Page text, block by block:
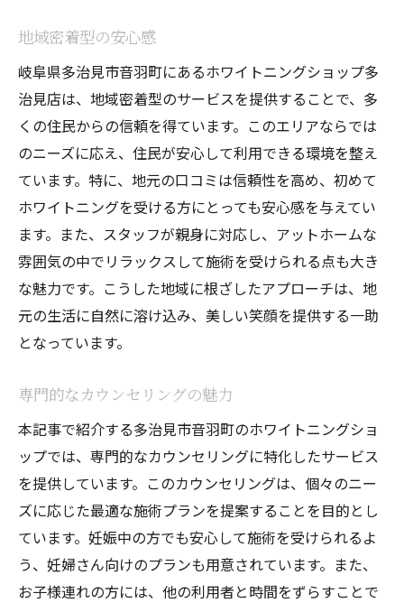
最新技術の導入とその効果
リーズナブルな価格設定
顧客満足度の高さ
アクセスの良さ
飲食制限なしのホワイトニングがもたらす安心
感
コーティング効果の仕組み
生活習慣を変えずに楽しめる
ストレスフリーなホワイトニング
実際の体験者の声
施術後の注意点
妊娠中でも大丈夫！音羽町のホワイトニング事
情
母体と胎児への安全性
妊娠中の歯科ケアの重要性
ホワイトニングのタイミング
妊婦に優しい施術内容
産後も活用できるホワイトニング
地域密着型の安心感
岐阜県多治見市音羽町にあるホワイトニングショップ多
治見店は、地域密着型のサービスを提供することで、多
くの住民からの信頼を得ています。このエリアならでは
のニーズに応え、住民が安心して利用できる環境を整え
ています。特に、地元の口コミは信頼性を高め、初めて
ホワイトニングを受ける方にとっても安心感を与えてい
ます。また、スタッフが親身に対応し、アットホームな
雰囲気の中でリラックスして施術を受けられる点も大き
な魅力です。こうした地域に根ざしたアプローチは、地
元の生活に自然に溶け込み、美しい笑顔を提供する一助
となっています。
専門的なカウンセリングの魅力
本記事で紹介する多治見市音羽町のホワイトニングショ
ップでは、専門的なカウンセリングに特化したサービス
を提供しています。このカウンセリングは、個々のニー
ズに応じた最適な施術プランを提案することを目的とし
ています。妊娠中の方でも安心して施術を受けられるよ
う、妊婦さん向けのプランも用意されています。また、
お子様連れの方には、他の利用者と時間をずらすことで